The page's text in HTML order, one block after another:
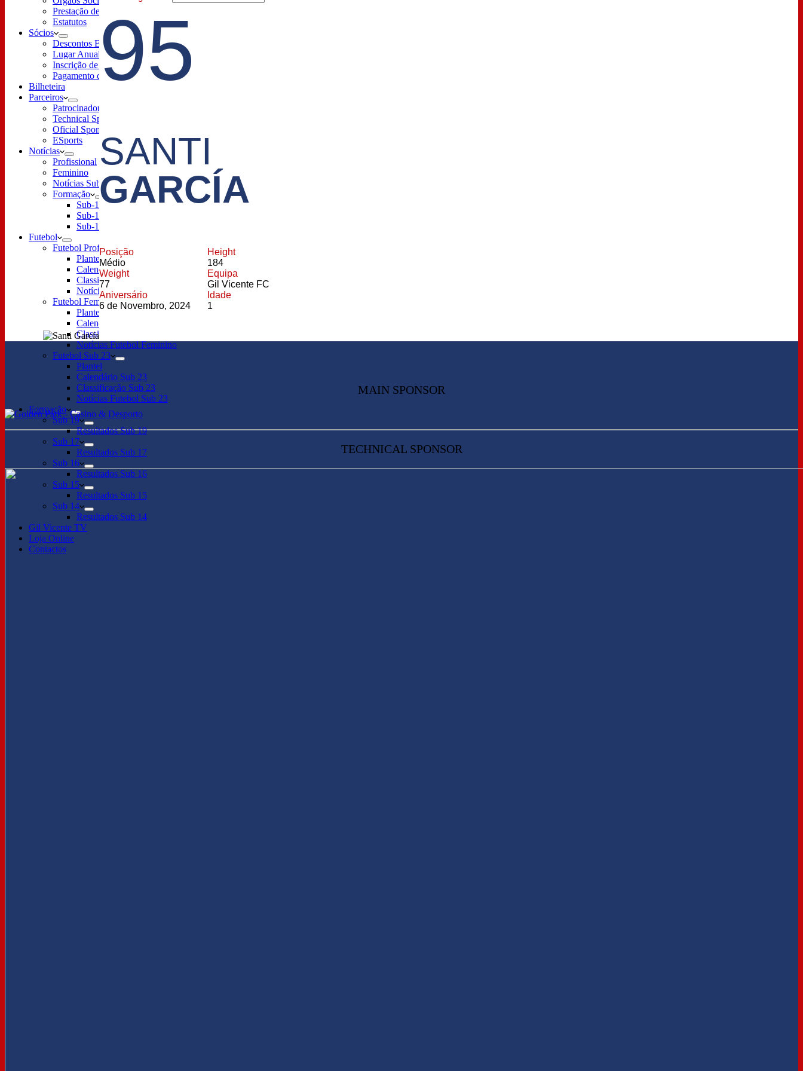
Prestação de contas
Estatutos
Sócios
Descontos Exclusivos
Lugar Anual & Renovação
Inscrição de sócio
Pagamento de quotas
Bilheteira
Parceiros
Patrocinador Principal
Technical Sponsor
Oficial Sponsor
ESports
Notícias
Profissional
Feminino
Notícias Sub-23
Formação
Sub-15
Sub-17
Sub-19
Futebol
Futebol Profissional
Plantel
Calendário
Classificação
Notícias
Futebol Feminino
Plantel
Calendário
Classificação
Notícias Futebol Feminino
Futebol Sub 23
Plantel
Calendário Sub 23
Classificação Sub 23
Notícias Futebol Sub 23
Formação
Sub 19
Resultados Sub 19
Sub 17
Resultados Sub 17
Sub 16
Resultados Sub 16
Sub 15
Resultados Sub 15
Sub 14
Resultados Sub 14
Gil Vicente TV
Loja Online
Contactos
95
SANTI
GARCÍA
Posição
Médio
Height
184
Weight
77
Equipa
Gil Vicente FC
Aniversário
6 de Novembro, 2024
Idade
1
MAIN SPONSOR
TECHNICAL SPONSOR